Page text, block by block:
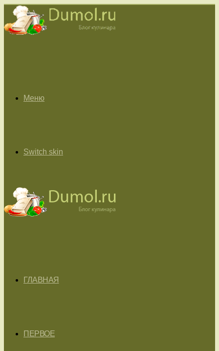
Меню
Switch skin
ГЛАВНАЯ
ПЕРВОЕ